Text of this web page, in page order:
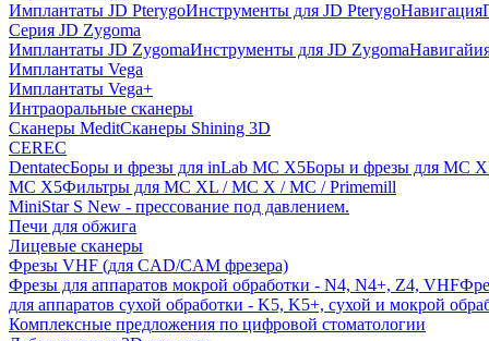
Имплантаты JD PterygoИнструменты для JD PterygoНавигация
Серия JD Zygoma
Имплантаты JD ZygomaИнструменты для JD Zygoma
Имплантаты Vega
Имплантаты Vega+
Интраоральные сканеры
Сканеры MeditСканеры Shining 3D
CEREC
DentatecБоры и фрезы для inLab MC X5Боры и фрезы для MC
MC X5Фильтры для MC XL / MC X / MC / Primemill
MiniStar S New - прессование под давлением.
Печи для обжига
Лицевые сканеры
Фрезы VHF (для CAD/CAM фрезера)
Фрезы для аппаратов мокрой обработки - N4, N4+, Z4, VHF
для аппаратов сухой обработки - K5, K5+, сухой и мокрой
Комплексные предложения по цифровой стоматологии